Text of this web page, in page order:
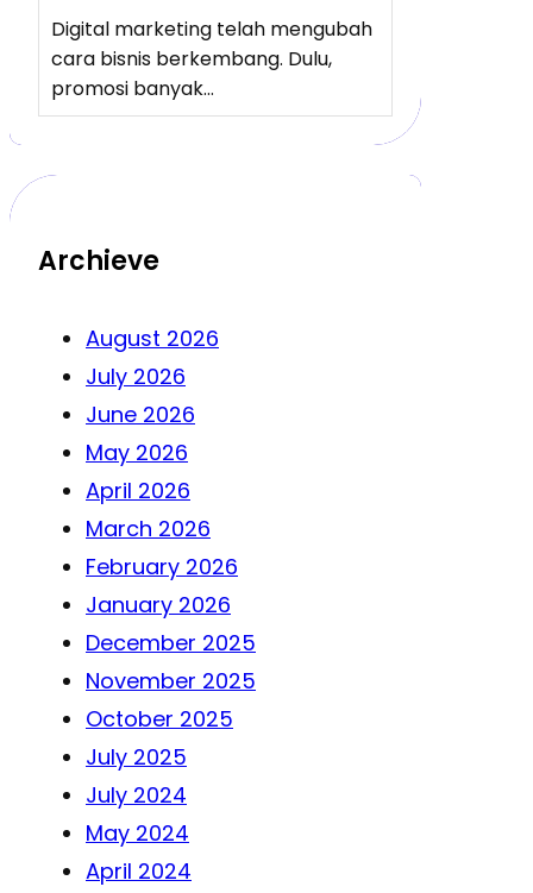
Digital marketing telah mengubah
cara bisnis berkembang. Dulu,
promosi banyak…
Archieve
August 2026
July 2026
June 2026
May 2026
April 2026
March 2026
February 2026
January 2026
December 2025
November 2025
October 2025
July 2025
July 2024
May 2024
April 2024